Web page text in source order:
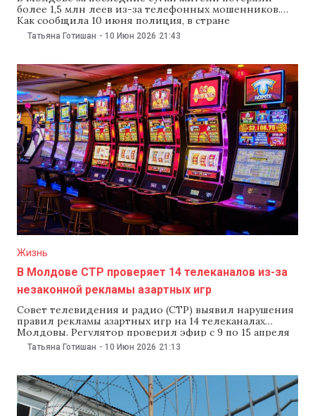
более 1,5 млн леев из-за телефонных мошенников.
Как сообщила 10 июня полиция, в стране
зафиксировали 13 случаев обмана — в Кишиневе,
предотвратили 322 попытки мошенничества. По
данным правоохранителей, мошенники звонят и
отправляют
Татьяна Готишан - 10 Июн 2026 21:43
Жизнь
В Молдове СТР проверяет 14 телеканалов из-за
незаконной рекламы азартных игр
Совет телевидения и радио (СТР) выявил нарушения
правил рекламы азартных игр на 14 телеканалах
Молдовы. Регулятор проверил эфир с 9 по 15 апреля
и 10 июня направил этим телеканалам уведомления с
Из них 26 не рекламировали азартные игры,
Татьяна Готишан - 10 Июн 2026 21:13